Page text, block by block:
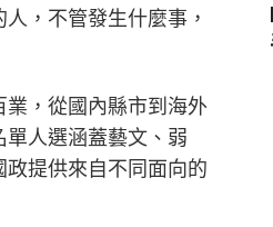
，不管發生什麼事，
，從國內縣市到海外
人選涵蓋藝文、弱
提供來自不同面向的